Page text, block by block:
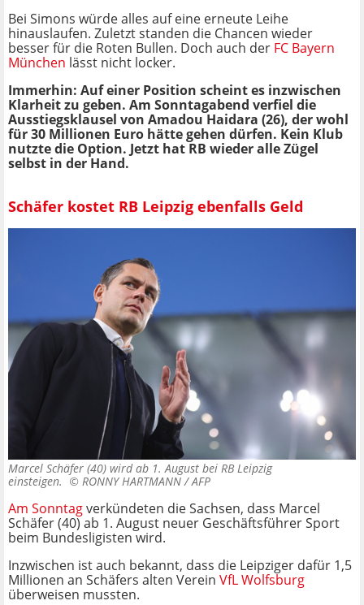
Bei Simons würde alles auf eine erneute Leihe
hinauslaufen. Zuletzt standen die Chancen wieder
besser für die Roten Bullen. Doch auch der FC Bayern
München lässt nicht locker.
Immerhin: Auf einer Position scheint es inzwischen
Klarheit zu geben. Am Sonntagabend verfiel die
Ausstiegsklausel von Amadou Haidara (26), der wohl
für 30 Millionen Euro hätte gehen dürfen. Kein Klub
nutzte die Option. Jetzt hat RB wieder alle Zügel
selbst in der Hand.
Schäfer kostet RB Leipzig ebenfalls Geld
Marcel Schäfer (40) wird ab 1. August bei RB Leipzig
einsteigen. © RONNY HARTMANN / AFP
Am Sonntagverkündeten die Sachsen, dass Marcel
Schäfer (40) ab 1. August neuer Geschäftsführer Sport
beim Bundesligisten wird.
Inzwischen ist auch bekannt, dass die Leipziger dafür 1,5
Millionen an Schäfers alten Verein VfL Wolfsburg
überweisen mussten.